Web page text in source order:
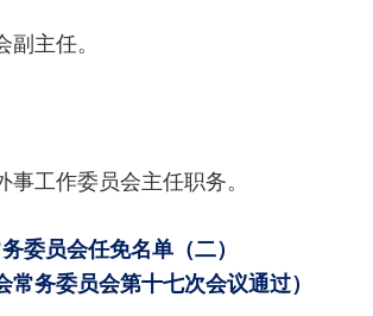
副主任。
工作委员会主任职务。
委员会任免名单（二）
常务委员会第十七次会议通过）